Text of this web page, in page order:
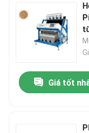
máy phân loại
Máy phân loại
máy tách màu hạt
Giá tốt